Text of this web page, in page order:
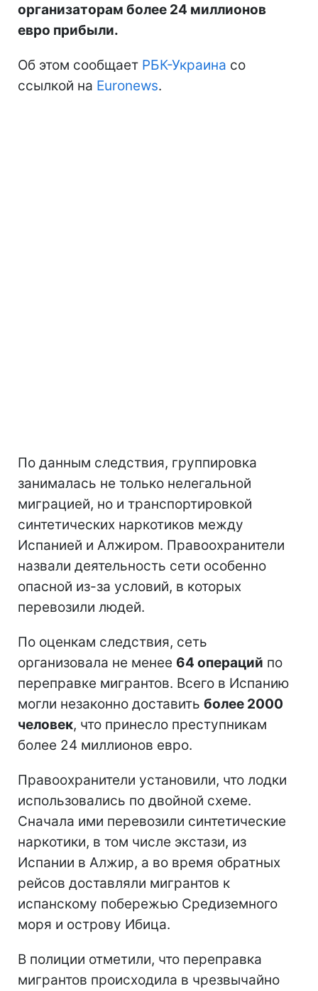
организаторам более 24 миллионов
евро прибыли.
Об этом сообщает РБК-Украина со
ссылкой на Euronews.
По данным следствия, группировка
занималась не только нелегальной
миграцией, но и транспортировкой
синтетических наркотиков между
Испанией и Алжиром. Правоохранители
назвали деятельность сети особенно
опасной из-за условий, в которых
перевозили людей.
По оценкам следствия, сеть
организовала не менее 64 операций по
переправке мигрантов. Всего в Испанию
могли незаконно доставить более 2000
человек, что принесло преступникам
более 24 миллионов евро.
Правоохранители установили, что лодки
использовались по двойной схеме.
Сначала ими перевозили синтетические
наркотики, в том числе экстази, из
Испании в Алжир, а во время обратных
рейсов доставляли мигрантов к
испанскому побережью Средиземного
моря и острову Ибица.
В полиции отметили, что переправка
мигрантов происходила в чрезвычайно